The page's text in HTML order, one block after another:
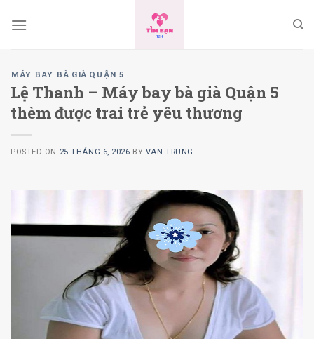
MÁY BAY BÀ GIÀ QUẬN 5
Lệ Thanh – Máy bay bà già Quận 5
thèm được trai trẻ yêu thương
POSTED ON 25 THÁNG 6, 2026 BY VAN TRUNG